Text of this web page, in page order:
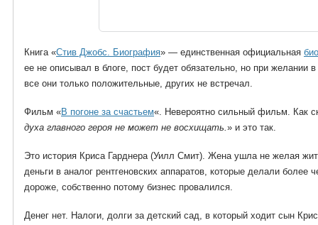
Книга «Стив Джобс. Биография» — единственная официальная
ее не описывал в блоге, пост будет обязательно, но при желании
все они только положительные, других не встречал.
Фильм «В погоне за счастьем«. Невероятно сильный фильм. Как
духа главного героя не может не восхищать.» и это так.
Это история Криса Гарднера (Уилл Смит). Жена ушла не желая
деньги в аналог рентгеновских аппаратов, которые делали более
дороже, собственно потому бизнес провалился.
Денег нет. Налоги, долги за детский сад, в который ходит сын